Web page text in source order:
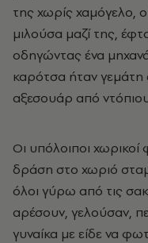
της χωρίς χαμόγελο,
μιλούσα μαζί της,
οδηγώντας ένα
καρότσα ήταν γεμάτη
αξεσουάρ από
Οι υπόλοιποι χωρικοί
δράση στο χωριό
όλοι γύρω από τις
αρέσουν, γελούσαν,
γυναίκα με είδε να